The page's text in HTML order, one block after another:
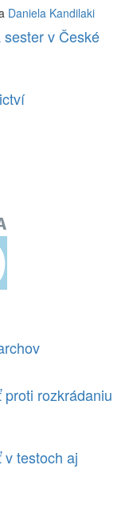
Daniela Kandilaki
v České
rozkrádaniu
testoch aj